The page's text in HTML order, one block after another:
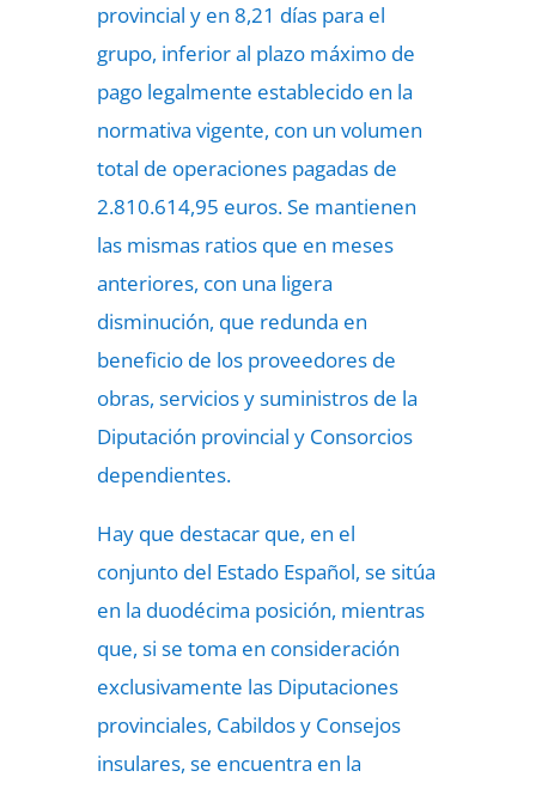
provincial y en 8,21 días para el
grupo, inferior al plazo máximo de
pago legalmente establecido en la
normativa vigente, con un volumen
total de operaciones pagadas de
2.810.614,95 euros. Se mantienen
las mismas ratios que en meses
anteriores, con una ligera
disminución, que redunda en
beneficio de los proveedores de
obras, servicios y suministros de la
Diputación provincial y Consorcios
dependientes.
Hay que destacar que, en el
conjunto del Estado Español, se sitúa
en la duodécima posición, mientras
que, si se toma en consideración
exclusivamente las Diputaciones
provinciales, Cabildos y Consejos
insulares, se encuentra en la